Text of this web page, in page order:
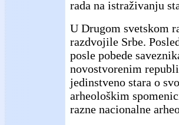
rada na istraživanju
U Drugom svetskom
razdvojile Srbe.
posle pobede
novostvorenim
jedinstveno stara o
arheološkim
razne nacionalne